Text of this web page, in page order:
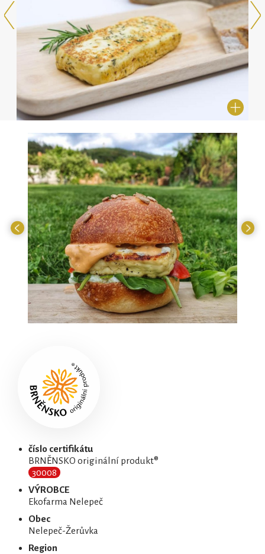
číslo certifikátu
BRNĚNSKO originální produkt®
30008
VÝROBCE
Ekofarma Nelepeč
Obec
Nelepeč-Žerůvka
Region